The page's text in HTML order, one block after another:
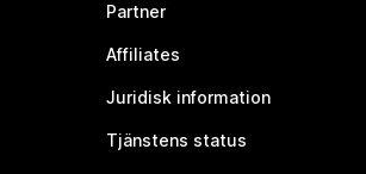
Partner
Affiliates
Juridisk information
Tjänstens status